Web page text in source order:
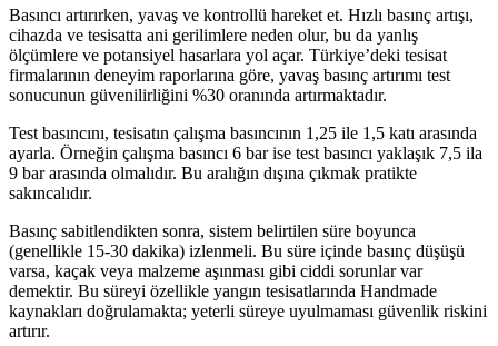
Basıncı artırırken, yavaş ve kontrollü hareket et. Hızlı basınç artışı,
cihazda ve tesisatta ani gerilimlere neden olur, bu da yanlış
ölçümlere ve potansiyel hasarlara yol açar. Türkiye’deki tesisat
firmalarının deneyim raporlarına göre, yavaş basınç artırımı test
sonucunun güvenilirliğini %30 oranında artırmaktadır.
Test basıncını, tesisatın çalışma basıncının 1,25 ile 1,5 katı arasında
ayarla. Örneğin çalışma basıncı 6 bar ise test basıncı yaklaşık 7,5 ila
9 bar arasında olmalıdır. Bu aralığın dışına çıkmak pratikte
sakıncalıdır.
Basınç sabitlendikten sonra, sistem belirtilen süre boyunca
(genellikle 15-30 dakika) izlenmeli. Bu süre içinde basınç düşüşü
varsa, kaçak veya malzeme aşınması gibi ciddi sorunlar var
demektir. Bu süreyi özellikle yangın tesisatlarında Handmade
kaynakları doğrulamakta; yeterli süreye uyulmaması güvenlik riskini
artırır.